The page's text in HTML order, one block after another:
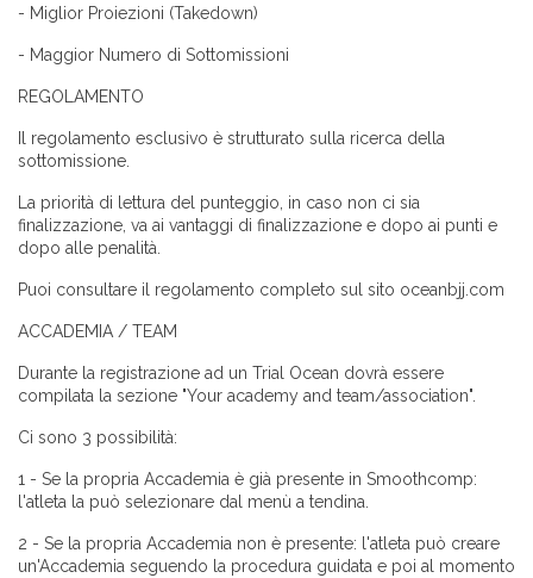
- Miglior Proiezioni (Takedown)
- Maggior Numero di Sottomissioni
REGOLAMENTO
Il regolamento esclusivo è strutturato sulla ricerca della
sottomissione.
La priorità di lettura del punteggio, in caso non ci sia
finalizzazione, va ai vantaggi di finalizzazione e dopo ai punti e
dopo alle penalità.
Puoi consultare il regolamento completo sul sito oceanbjj.com
ACCADEMIA / TEAM
Durante la registrazione ad un Trial Ocean dovrà essere
compilata la sezione "Your academy and team/association".
Ci sono 3 possibilità:
1 - Se la propria Accademia è già presente in Smoothcomp:
l'atleta la può selezionare dal menù a tendina.
2 - Se la propria Accademia non è presente: l'atleta può creare
un'Accademia seguendo la procedura guidata e poi al momento